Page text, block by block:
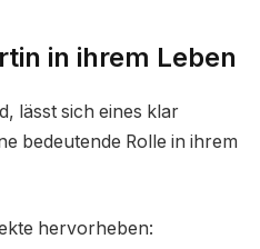
in ihrem Leben
lässt sich eines klar
bedeutende Rolle in ihrem
hervorheben: